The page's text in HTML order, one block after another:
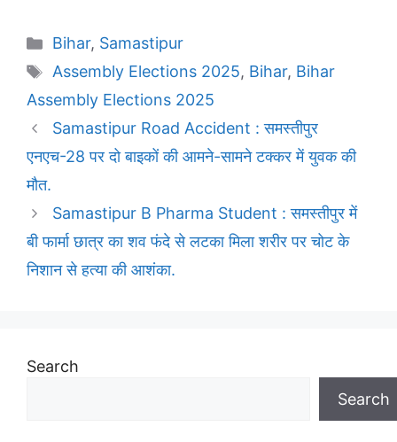
Categories
Bihar, Samastipur
Tags
Assembly Elections 2025, Bihar, Bihar
Assembly Elections 2025
Samastipur Road Accident : समस्तीपुर
एनएच-28 पर दो बाइकों की आमने-सामने टक्कर में युवक की
मौत.
Samastipur B Pharma Student : समस्तीपुर में
बी फार्मा छात्र का शव फंदे से लटका मिला शरीर पर चोट के
निशान से हत्या की आशंका.
Search
Search